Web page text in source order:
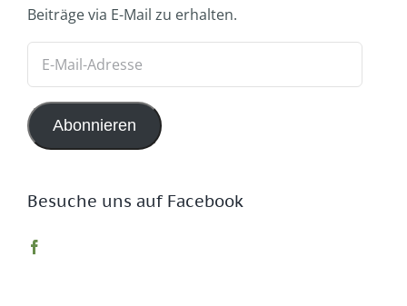
Beiträge via E-Mail zu erhalten.
Adresse
Abonnieren
Besuche uns auf Facebook